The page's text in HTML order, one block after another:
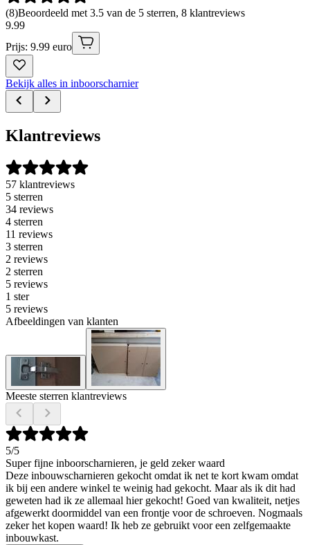
(8)Beoordeeld met 3.5 van de 5 sterren, 8 klantreviews
9.99
Prijs: 9.99 euro
Bekijk alles in inboorscharnier
Klantreviews
57 klantreviews
5 sterren
34 reviews
4 sterren
11 reviews
3 sterren
2 reviews
2 sterren
5 reviews
1 ster
5 reviews
Afbeeldingen van klanten
Meeste sterren klantreviews
5/5
Super fijne inboorscharnieren, je geld zeker waard
Deze inbouwscharnieren gekocht omdat ik net te kort kwam omdat
ik bij een andere winkel te weinig had gekocht. Maar als ik dit had
geweten had ik ze allemaal hier gekocht! Goed van kwaliteit, netjes
afgewerkt doormiddel van een frontje voor de schroeven. Nogmaals
zeker het kopen waard! Ik heb ze gebruikt voor een zelfgemaakte
inbouwkast.